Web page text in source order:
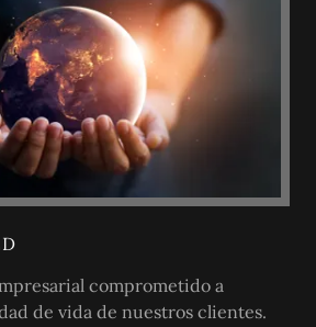
comprometido a
de vida de nuestros clientes.